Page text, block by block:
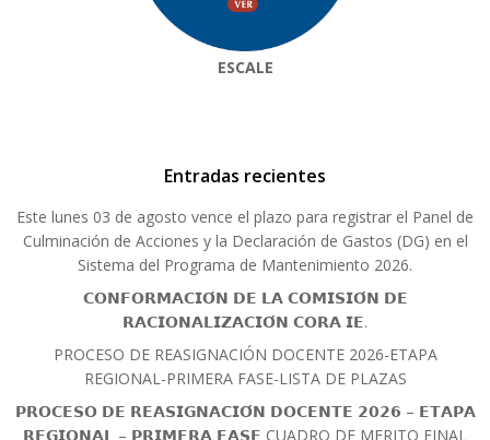
ESCALE
Entradas recientes
Este lunes 03 de agosto vence el plazo para registrar el Panel de
Culminación de Acciones y la Declaración de Gastos (DG) en el
Sistema del Programa de Mantenimiento 2026.
𝗖𝗢𝗡𝗙𝗢𝗥𝗠𝗔𝗖𝗜𝗢́𝗡 𝗗𝗘 𝗟𝗔 𝗖𝗢𝗠𝗜𝗦𝗜𝗢́𝗡 𝗗𝗘
𝗥𝗔𝗖𝗜𝗢𝗡𝗔𝗟𝗜𝗭𝗔𝗖𝗜𝗢́𝗡 𝗖𝗢𝗥𝗔 𝗜𝗘.
PROCESO DE REASIGNACIÓN DOCENTE 2026-ETAPA
REGIONAL-PRIMERA FASE-LISTA DE PLAZAS
𝗣𝗥𝗢𝗖𝗘𝗦𝗢 𝗗𝗘 𝗥𝗘𝗔𝗦𝗜𝗚𝗡𝗔𝗖𝗜𝗢́𝗡 𝗗𝗢𝗖𝗘𝗡𝗧𝗘 𝟮𝟬𝟮𝟲 – 𝗘𝗧𝗔𝗣𝗔
𝗥𝗘𝗚𝗜𝗢𝗡𝗔𝗟 – 𝗣𝗥𝗜𝗠𝗘𝗥𝗔 𝗙𝗔𝗦𝗘 CUADRO DE MERITO FINAL